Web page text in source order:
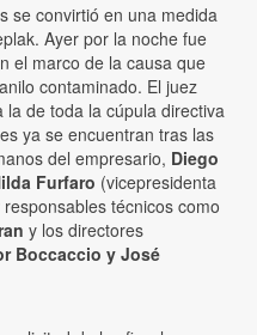
se convirtió en una medida
Ayer por la noche fue
el marco de la causa que
contaminado. El juez
de toda la cúpula directiva
ya se encuentran tras las
del empresario, Diego
Furfaro (vicepresidenta
técnicos como
y los directores
Boccaccio y José